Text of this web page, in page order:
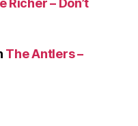
Richer – Don’t
The Antlers –